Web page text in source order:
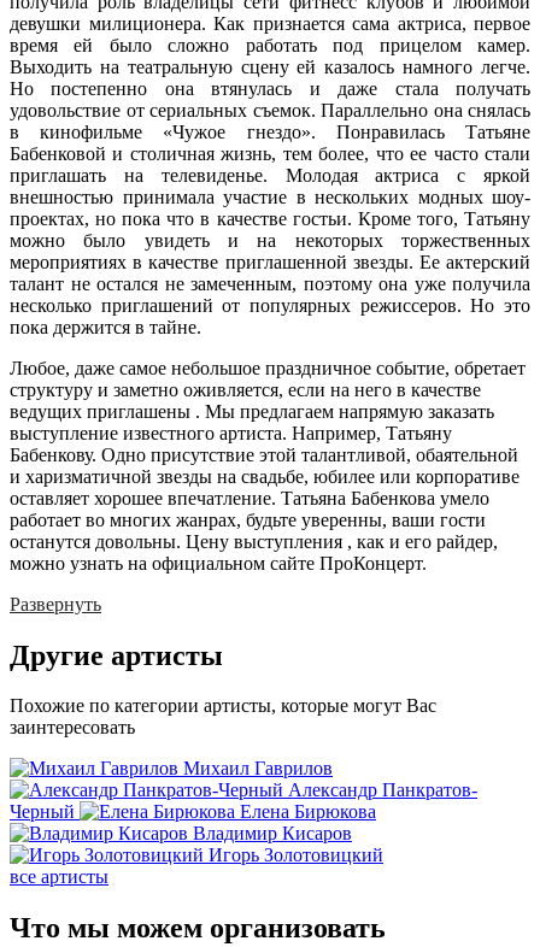
девушки милиционера. Как признается сама актриса, первое
время ей было сложно работать под прицелом камер.
Выходить на театральную сцену ей казалось намного легче.
Но постепенно она втянулась и даже стала получать
удовольствие от сериальных съемок. Параллельно она снялась
в кинофильме «Чужое гнездо». Понравилась Татьяне
Бабенковой и столичная жизнь, тем более, что ее часто стали
приглашать на телевиденье. Молодая актриса с яркой
внешностью принимала участие в нескольких модных шоу-
проектах, но пока что в качестве гостьи. Кроме того, Татьяну
можно было увидеть и на некоторых торжественных
мероприятиях в качестве приглашенной звезды. Ее актерский
талант не остался не замеченным, поэтому она уже получила
несколько приглашений от популярных режиссеров. Но это
пока держится в тайне.
Любое, даже самое небольшое праздничное событие, обретает
структуру и заметно оживляется, если на него в качестве
ведущих приглашены . Мы предлагаем напрямую заказать
выступление известного артиста. Например, Татьяну
Бабенкову. Одно присутствие этой талантливой, обаятельной
и харизматичной звезды на свадьбе, юбилее или корпоративе
оставляет хорошее впечатление. Татьяна Бабенкова умело
работает во многих жанрах, будьте уверенны, ваши гости
останутся довольны. Цену выступления , как и его райдер,
можно узнать на официальном сайте ПроКонцерт.
Развернуть
Другие артисты
Похожие по категории артисты, которые могут Вас
заинтересовать
Михаил Гаврилов
Александр Панкратов-
Черный
Елена Бирюкова
Владимир Кисаров
Игорь Золотовицкий
все артисты
Что мы можем организовать